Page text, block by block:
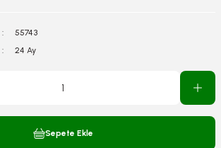
55743
24 Ay
Sepete Ekle